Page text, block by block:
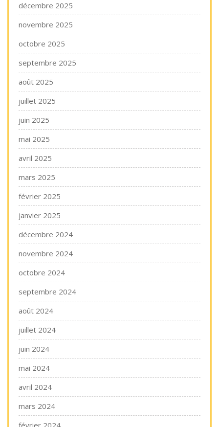
décembre 2025
novembre 2025
octobre 2025
septembre 2025
août 2025
juillet 2025
juin 2025
mai 2025
avril 2025
mars 2025
février 2025
janvier 2025
décembre 2024
novembre 2024
octobre 2024
septembre 2024
août 2024
juillet 2024
juin 2024
mai 2024
avril 2024
mars 2024